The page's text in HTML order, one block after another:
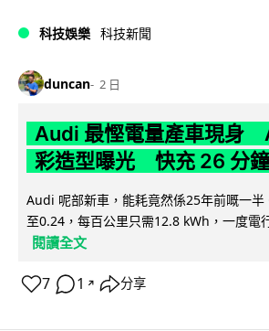
科技娛樂 科技新聞
duncan 2 日
Audi 最慳電量產車現身
彩造型曝光 快充 26 分
Audi 呢部新車，能耗竟然係25年前嘅一
至0.24，每百公里只需12.8 kWh，一度電
閱讀全文
7 1 ↗ 分享